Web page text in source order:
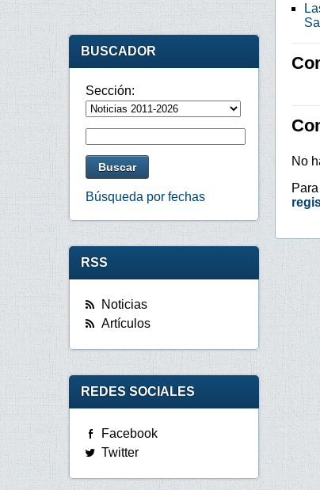
No
BUSCADOR
Sección:
Búsqueda por fechas
RSS
Noticias
Artículos
REDES SOCIALES
Facebook
Twitter